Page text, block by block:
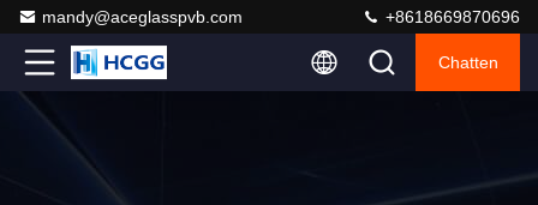
mandy@aceglasspvb.com +8618669870696
Chatten